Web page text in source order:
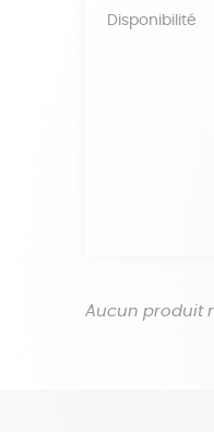
Disponibilité
Aucun produit